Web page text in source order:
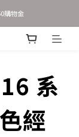
購物金
購物金
折優惠！
購物金
系
經